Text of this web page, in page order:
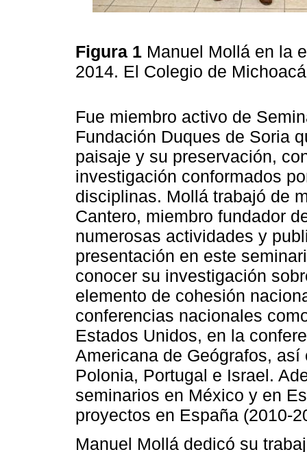
Figura 1 Manuel Mollá en la
2014. El Colegio de
Fue miembro activo de
Fundación Duques de Soria
paisaje y su preservación,
investigación conformados
disciplinas. Mollá trabajó de
Cantero, miembro fundador
numerosas actividades y
presentación en este
conocer su investigación
elemento de cohesión
conferencias nacionales
Estados Unidos, en la
Americana de Geógrafos,
Polonia, Portugal e Israel.
seminarios en México y en
proyectos en España (2010-
Manuel Mollá dedicó su